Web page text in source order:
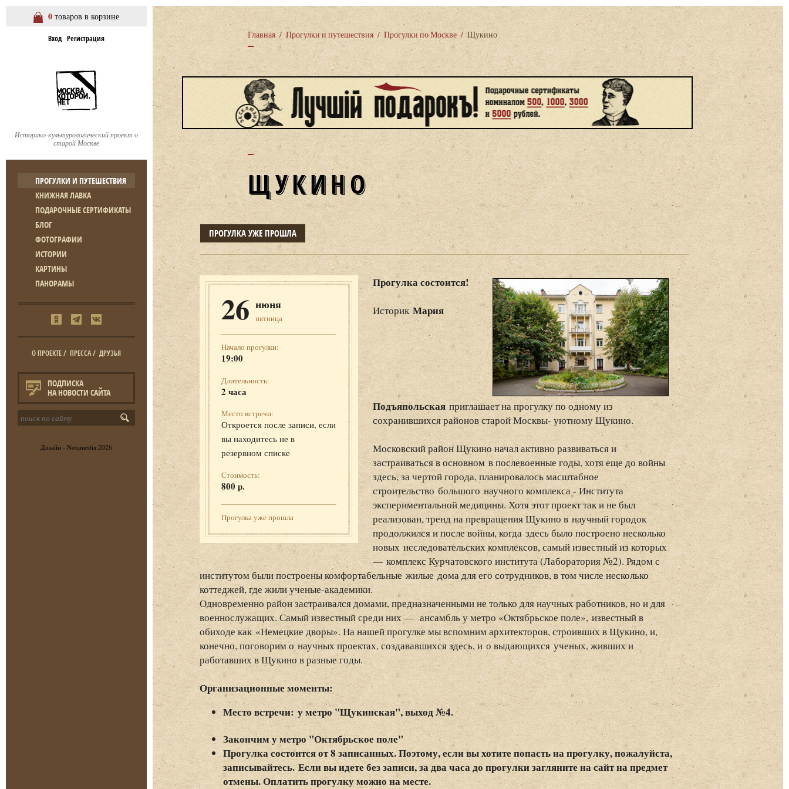
0 товаров в корзине
Вход Регистрация
Историко-культурологический проект о
старой Москве
ПРОГУЛКИ И ПУТЕШЕСТВИЯ
КНИЖНАЯ ЛАВКА
ПОДАРОЧНЫЕ СЕРТИФИКАТЫ
БЛОГ
ФОТОГРАФИИ
ИСТОРИИ
КАРТИНЫ
ПАНОРАМЫ
О ПРОЕКТЕ/ ПРЕССА/ ДРУЗЬЯ
ПОДПИСКА
НА НОВОСТИ САЙТА
Дизайн - Notamedia 2026
Главная / Прогулки и путешествия / Прогулки по Москве / Щукино
ЩУКИНО
ПРОГУЛКА УЖЕ ПРОШЛА
26 июня
пятница
Начало прогулки:
19:00
Длительность:
2 часа
Место встречи:
Откроется после записи, если
вы находитесь не в
резервном списке
Стоимость:
800 р.
Прогулка уже прошла
Прогулка состоится!
ИсторикМария
Подъяпольскаяприглашает на прогулку по одному из
сохранившихся районов старой Москвы- уютному Щукино.
Московский район Щукино начал активно развиваться и
застраиваться в основном в послевоенные годы, хотя еще до войны
здесь, за чертой города, планировалось масштабное
строительство большого научного комплекса - Института
экспериментальной медицины. Хотя этот проект так и не был
реализован, тренд на превращения Щукино в научный городок
продолжился и после войны, когда здесь было построено несколько
новых исследовательских комплексов, самый известный из которых
— комплекс Курчатовского института (Лаборатория №2). Рядом с
институтом были построены комфортабельные жилые дома для его сотрудников, в том числе несколько
коттеджей, где жили ученые-академики.
Одновременно район застраивался домами, предназначенными не только для научных работников, но и для
военнослужащих. Самый известный среди них — ансамбль у метро «Октябрьское поле», известный в
обиходе как «Немецкие дворы». На нашей прогулке мы вспомним архитекторов, строивших в Щукино, и,
конечно, поговорим о научных проектах, создававшихся здесь, и о выдающихся ученых, живших и
работавших в Щукино в разные годы.
Организационные моменты:
Место встречи: у метро "Щукинская", выход №4.
Закончим у метро "Октябрьское поле"
Прогулка состоится от 8 записанных. Поэтому, если вы хотите попасть на прогулку, пожалуйста,
записывайтесь. Если вы идете без записи, за два часа до прогулки загляните на сайт на предмет
отмены. Оплатить прогулку можно на месте.